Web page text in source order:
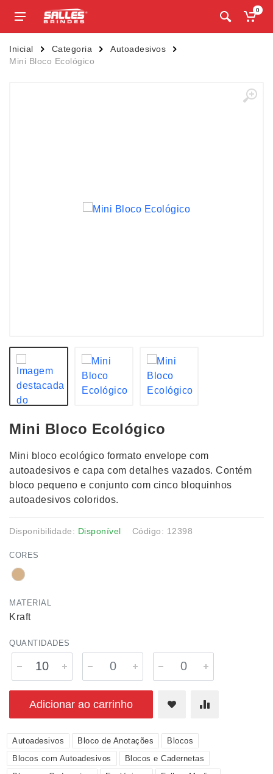
0
Inicial Categoria
Autoadesivos
Mini Bloco Ecológico
Mini Bloco Ecológico
Mini bloco ecológico formato envelope com
autoadesivos e capa com detalhes vazados. Contém
bloco pequeno e conjunto com cinco bloquinhos
autoadesivos coloridos.
Disponibilidade: Disponível Código: 12398
CORES
MATERIAL
Kraft
QUANTIDADES
Adicionar ao carrinho
Autoadesivos Bloco de Anotações
Blocos
Blocos com Autoadesivos
Blocos e Cadernetas